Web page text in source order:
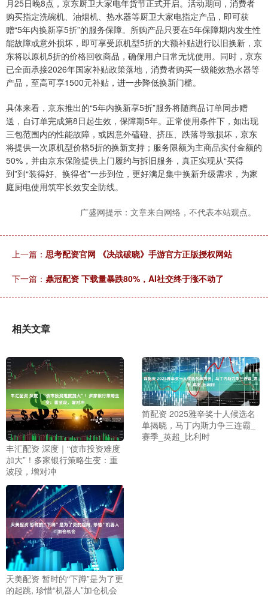
月25日晚8点，京东厨卫大家电年货节正式开启。活动期间，消费者
购买指定洗碗机、油烟机、热水器等厨卫大家电指定产品，即可获
赠“5年内换新享5折”的服务保障。所购产品只要在5年保障期内发生性
能故障或意外损坏，即可享受原机型5折的大额补贴进行以旧换新，京
东将以原机5折的价格回收商品，确保用户日常无忧使用。同时，京东
已全面承接2026年国家补贴政策落地，消费者购买一级能效热水器等
产品，至高可享1500元补贴，进一步降低换新门槛。
具体来看，京东推出的“5年内换新享5折”服务将随商品订单同步赠
送，自订单完成第8日起生效，保障期5年。正常使用条件下，如出现
三包范围内的性能故障，或因意外磕碰、挤压、跌落导致损坏，京东
将提供一次原机型价格5折的换新支持；服务限额为主商品实付金额的
50%，并由京东保险提供上门履约与拆旧服务，真正实现从“买得
到”到“装得好、换得省”一步到位，更好满足集中换新升级需求，为家
庭厨电使用筑牢长效安全防线。
广盛网提示：文章来自网络，不代表本站观点。
上一篇： 思考配资官网 《决战破晓》手游官方正版授权网站
下一篇： 鼎冠配资 下载量暴跌80%，AI社交终于涨不动了
相关文章
丰汇配资 深度｜“债市投资难度
加大”！多家银行策略生变：重
波段，增对冲
简配资 2025雅辛奖十人候选名
单揭晓，马丁内斯力争三连霸_
赛季_英超_比利时
天美配资 暂时的“下蹲”是为了更
的起跳, 珍惜“机器人”加仓机会